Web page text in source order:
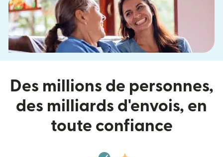
Des millions de personnes,
des milliards d'envois, en
toute confiance